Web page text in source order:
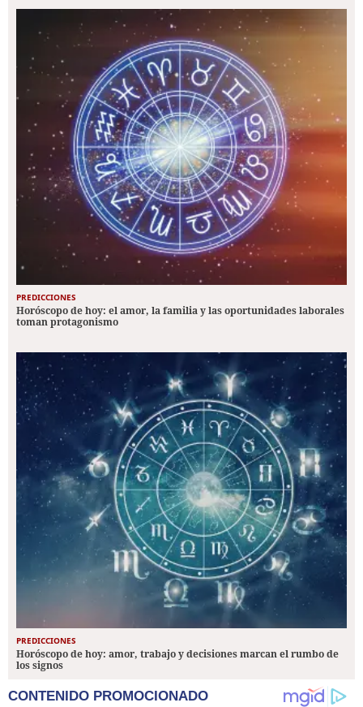
PREDICCIONES
Horóscopo de hoy: el amor, la familia y las oportunidades laborales
toman protagonismo
PREDICCIONES
Horóscopo de hoy: amor, trabajo y decisiones marcan el rumbo de
los signos
CONTENIDO PROMOCIONADO